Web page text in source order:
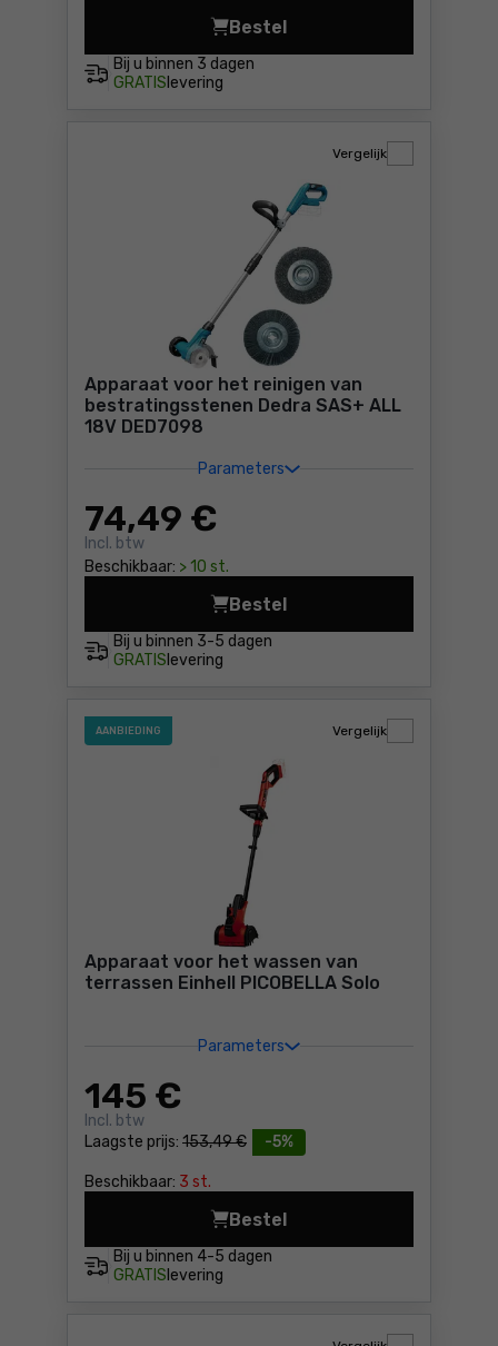
Bij u binnen 3 dagen
GRATIS levering
Bestel
Enkelassige trekker Yato
Apparaat voor het reinigen van
bestratingsstenen Dedra SAS+ ALL
18V DED7098
Parameters
74,49 €
Incl. btw
Beschikbaar: > 10 st.
Vergelijk
Bij u binnen 3-5 dagen
GRATIS levering
Bestel
Apparaat voor het reinigen
AANBIEDING
Apparaat voor het wassen van
terrassen Einhell PICOBELLA Solo
Parameters
-5%
Laagste prijs: 153,49 €
145 €
Incl. btw
Beschikbaar: 3 st.
Vergelijk
Bij u binnen 4-5 dagen
GRATIS levering
Bestel
Apparaat voor het wassen